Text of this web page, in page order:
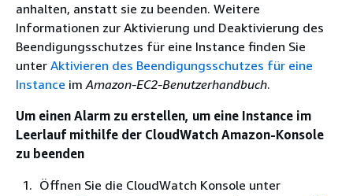
anhalten, anstatt sie zu beenden. Weitere
Informationen zur Aktivierung und Deaktivierung des
Beendigungsschutzes für eine Instance finden Sie
unter Aktivieren des Beendigungsschutzes für eine
Instance imAmazon-EC2-Benutzerhandbuch.
Um einen Alarm zu erstellen, um eine Instance im
Leerlauf mithilfe der CloudWatch Amazon-Konsole
zu beenden
Öffnen Sie die CloudWatch Konsole unter